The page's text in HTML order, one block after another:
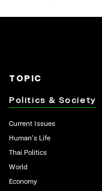
TOPIC
Politics & Society
Current Issues
Human’s Life
Thai Politics
World
Economy